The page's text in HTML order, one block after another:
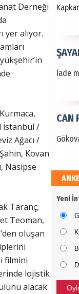
Derneği
yer alıyor.
İstanbul /
Ağacı /
Kovan
Nasipse
Taranç,
Teoman,
oluşan
filmini
lojistik
alacak
İade
CAN
Dr.
Yeni